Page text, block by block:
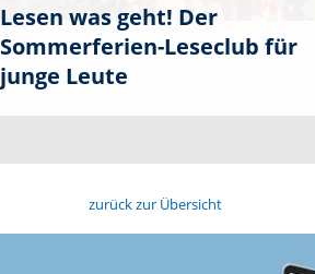
Lesen was geht! Der
Sommerferien-Leseclub für
junge Leute
zurück zur Übersicht